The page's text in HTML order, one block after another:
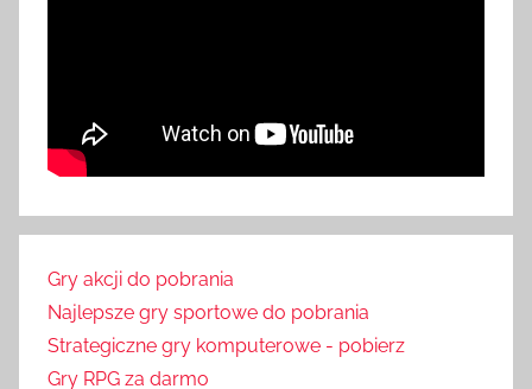
Gry akcji do pobrania
Najlepsze gry sportowe do pobrania
Strategiczne gry komputerowe - pobierz
Gry RPG za darmo